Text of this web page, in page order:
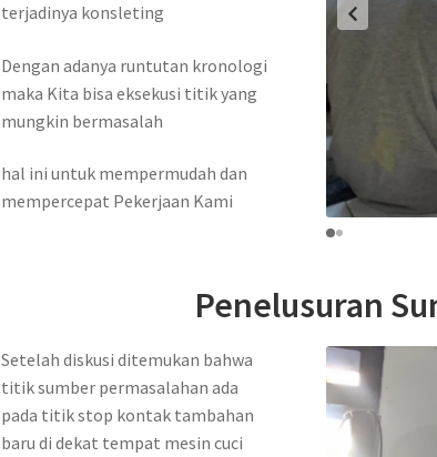
terjadinya konsleting
Dengan adanya runtutan kronologi
maka Kita bisa eksekusi titik yang
mungkin bermasalah
hal ini untuk mempermudah dan
mempercepat Pekerjaan Kami
Penelusuran
Setelah diskusi ditemukan bahwa
titik sumber permasalahan ada
pada titik stop kontak tambahan
baru di dekat tempat mesin cuci